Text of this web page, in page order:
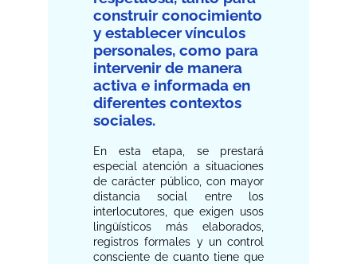
construir conocimiento
y establecer vínculos
personales, como para
intervenir de manera
activa e informada en
diferentes contextos
sociales.
En esta etapa, se prestará
especial atención a situaciones
de carácter público, con mayor
distancia social entre los
interlocutores, que exigen usos
lingüísticos más elaborados,
registros formales y un control
consciente de cuanto tiene que